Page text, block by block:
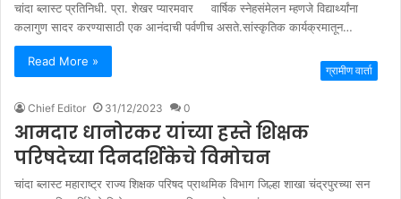
चांदा ब्लास्ट प्रतिनिधी. प्रा. शेखर प्यारमवार वार्षिक स्नेहसंमेलन म्हणजे विद्यार्थ्यांना
कलागुण सादर करण्यासाठी एक आनंदाची पर्वणीच असते.सांस्कृतिक कार्यक्रमातून…
Read More »
ग्रामीण वार्ता
Chief Editor 31/12/2023 0
आमदार धानोरकर यांच्या हस्ते शिक्षक
परिषदेच्या दिनदर्शिकेचे विमोचन
चांदा ब्लास्ट महाराष्ट्र राज्य शिक्षक परिषद प्राथमिक विभाग जिल्हा शाखा चंद्रपुरच्या सन